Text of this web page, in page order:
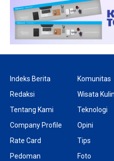
Indeks Berita
Redaksi
Tentang Kami
Company Profile
Rate Card
Pedoman
Komunitas
Wisata
Teknologi
Opini
Tips
Foto